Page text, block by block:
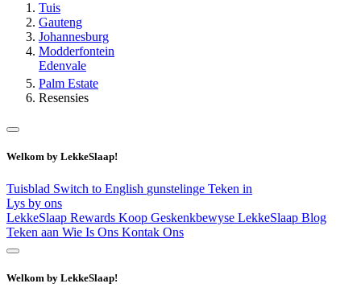
Tuis
Gauteng
Johannesburg
Modderfontein
Edenvale
Palm Estate
Resensies
Welkom by LekkeSlaap!
Tuisblad Switch to English gunstelinge Teken in
Lys by ons
LekkeSlaap Rewards Koop Geskenkbewyse LekkeSlaap Blog
Teken aan Wie Is Ons Kontak Ons
Welkom by LekkeSlaap!